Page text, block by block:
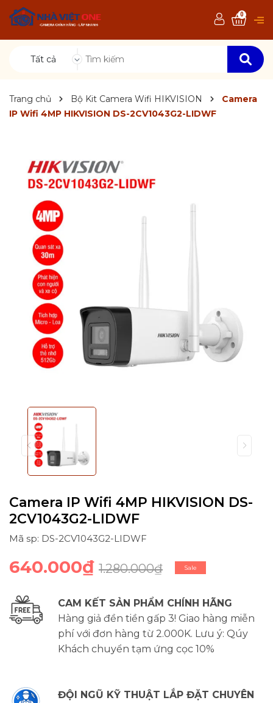
Tất cả
0
Trang chủ Bộ Kit Camera Wifi HIKVISION
Camera
IP Wifi 4MP HIKVISION DS-2CV1043G2-LIDWF
Camera IP Wifi 4MP HIKVISION DS-
2CV1043G2-LIDWF
Mã sp: DS-2CV1043G2-LIDWF
640.000₫ 1.280.000₫ Sale
CAM KẾT SẢN PHẨM CHÍNH HÃNG
Hàng giả đền tiền gấp 3! Giao hàng miễn
phí với đơn hàng từ 2.000K. Lưu ý: Qúy
Khách chuyển tạm ứng cọc 10%
ĐỘI NGŨ KỸ THUẬT LẮP ĐẶT CHUYÊN